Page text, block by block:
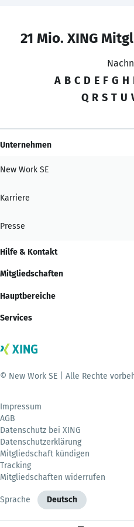
21 Mio. XING
A B C D E F G H
Q R S T U
Unternehmen
New Work SE
Karriere
Presse
Hilfe & Kontakt
Mitgliedschaften
Hauptbereiche
Services
© New Work SE | Alle Rechte
Impressum
AGB
Datenschutz bei XING
Datenschutzerklärung
Mitgliedschaft kündigen
Tracking
Mitgliedschaften widerrufen
Sprache Deutsch